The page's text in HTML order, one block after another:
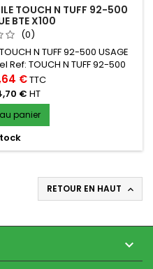
TOUCH N TUFF 92-500
BTE X100
(0)
N TUFF 92-500 USAGE
Ref: TOUCH N TUFF 92-500
avec protection renforcée
de produits chimiques
€TTC
€ HT
panier
RETOUR EN HAUT 
